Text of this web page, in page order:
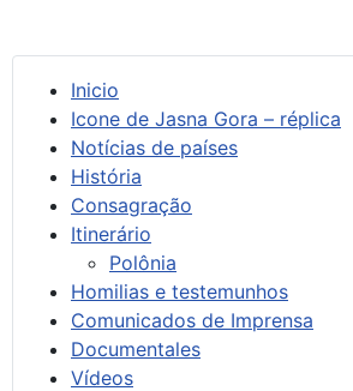
Inicio
Icone de Jasna Gora – réplica
Notícias de países
História
Consagração
Itinerário
Polônia
Homilias e testemunhos
Comunicados de Imprensa
Documentales
Vídeos